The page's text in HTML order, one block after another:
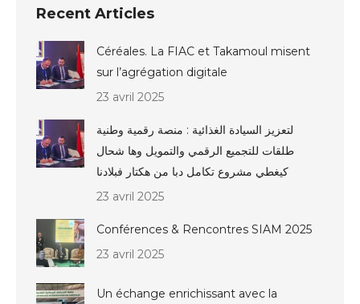
Recent Articles
Céréales. La FIAC et Takamoul misent
sur l’agrégation digitale
23 avril 2025
لتعزيز السيادة الغذائية : منصة رقمية وطنية
طلقات للتجميع الرقمي والتمويل وها شحال
كيغطي مشروع تكامل دبا من هكتار فبلادنا
23 avril 2025
Conférences & Rencontres SIAM 2025
23 avril 2025
Un échange enrichissant avec la